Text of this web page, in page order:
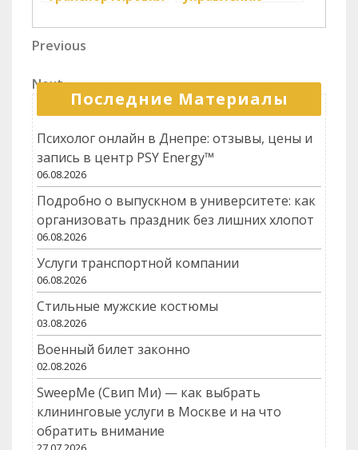
нехватки
ресурсов
условиях стресса
Навигация
по
записям
Previous
Previous
Next
Post
Next
Последние Материалы
Психолог онлайн в Днепре: отзывы, цены и
запись в центр PSY Energy™
06.08.2026
Подробно о выпускном в университете: как
организовать праздник без лишних хлопот
06.08.2026
Услуги транспортной компании
06.08.2026
Стильные мужские костюмы
03.08.2026
Военный билет законно
02.08.2026
SweepMe (Свип Ми) — как выбрать
клининговые услуги в Москве и на что
обратить внимание